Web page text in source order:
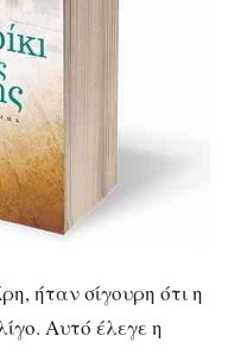
ήταν σίγουρη ότι η
Αυτό έλεγε η